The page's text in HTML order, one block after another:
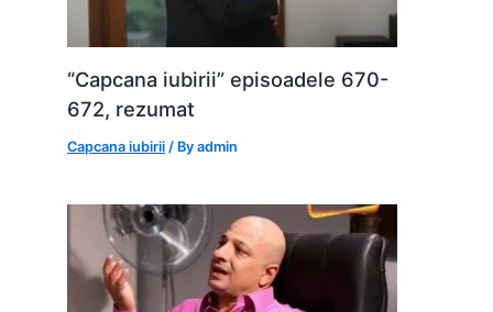
“Capcana iubirii” episoadele 670-
672, rezumat
Capcana iubirii / Byadmin